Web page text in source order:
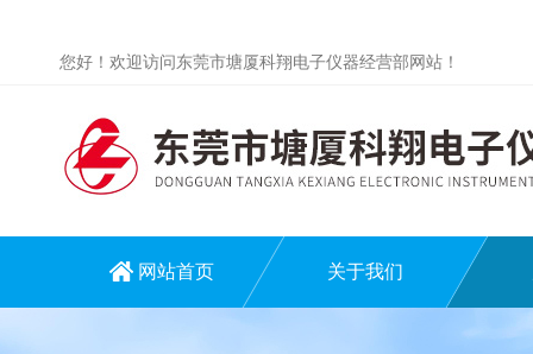
您好！欢迎访问东莞市塘厦科翔电子仪器经营部网站！
网站首页 关于我们